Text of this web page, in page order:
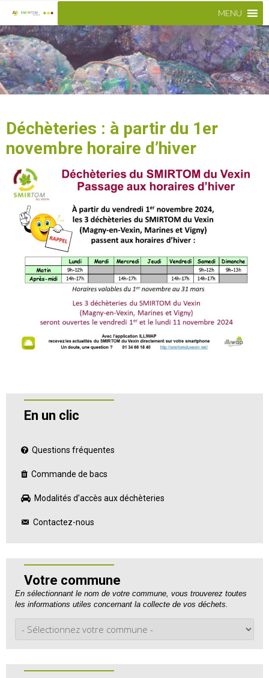
MENU
Déchèteries : à partir du 1er
novembre horaire d’hiver
En un clic
Questions fréquentes
Commande de bacs
Modalités d’accès aux déchèteries
Contactez-nous
Votre commune
En sélectionnant le nom de votre commune, vous trouverez toutes
les informations utiles concernant la collecte de vos déchets.